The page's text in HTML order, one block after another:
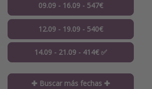
09.09 - 16.09 - 547€
12.09 - 19.09 - 540€
14.09 - 21.09 - 414€ ✅
✚ Buscar más fechas ✚